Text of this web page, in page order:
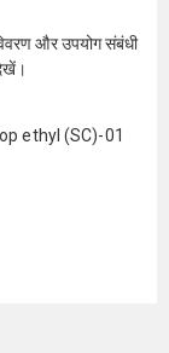
और उपयोग संबंधी
ethyl (SC)-01